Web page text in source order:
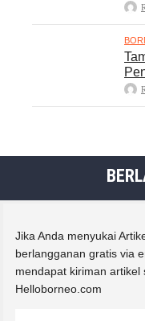
Jika Anda menyukai
berlangganan gratis via
mendapat kiriman
Helloborneo.com